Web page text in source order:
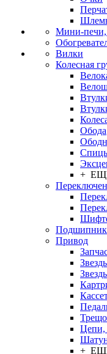
Мини-
Вилки
Колесная
Обода
+
Привод
Цепи,
+